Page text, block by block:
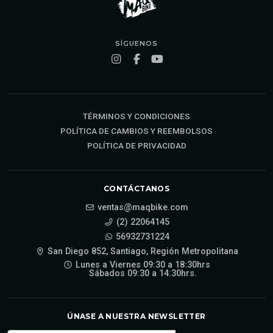
SÍGUENOS
TÉRMINOS Y CONDICIONES
POLÍTICA DE CAMBIOS Y REEMBOLSOS
POLÍTICA DE PRIVACIDAD
CONTÁCTANOS
ventas@maqbike.com
(2) 22064145
56932731224
San Diego 852, Santiago, Región Metropolitana
Lunes a Viernes 09:30 a 18:30hrs
Sábados 09:30 a 14:30hrs.
ÚNASE A NUESTRA NEWSLETTER